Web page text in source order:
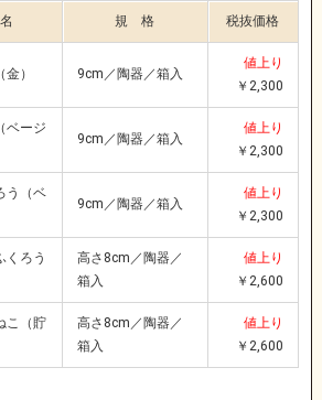
規 格 税抜価格
） 9cm／陶器／箱入
値上り
￥2,300
ベージ
9cm／陶器／箱入
値上り
￥2,300
う（ベ
9cm／陶器／箱入
値上り
￥2,300
くろう
高さ8cm／陶器／
箱入
値上り
￥2,600
こ（貯
高さ8cm／陶器／
箱入
値上り
￥2,600